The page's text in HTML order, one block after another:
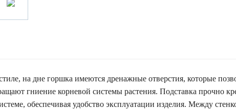
на дне горшка имеются дренажные отверстия, которые
гниение корневой системы растения. Подставка прочно
обеспечивая удобство эксплуатации изделия. Между